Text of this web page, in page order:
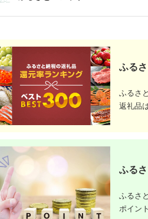
】ギフト
ラム肉
るさと納
徳島県 石井町の
税のご紹介
ふる
ふるさ
返礼品
ふる
ふるさ
ポイン